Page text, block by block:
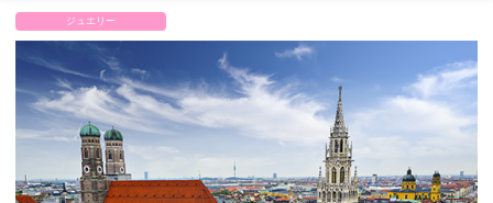
ジュエリー